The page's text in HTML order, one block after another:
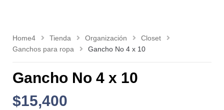
Home4 Tienda Organización
Closet
Ganchos para ropa
Gancho No 4 x 10
Gancho No 4 x 10
$15,400